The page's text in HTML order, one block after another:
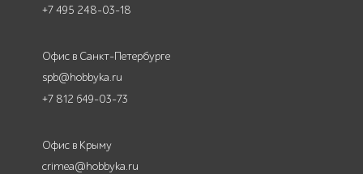
+7 495 248-03-18
Офис в Санкт-Петербурге
spb@hobbyka.ru
+7 812 649-03-73
Офис в Крыму
crimea@hobbyka.ru